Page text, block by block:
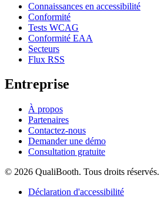
Connaissances en accessibilité
Conformité
Tests WCAG
Conformité EAA
Secteurs
Flux RSS
Entreprise
À propos
Partenaires
Contactez-nous
Demander une démo
Consultation gratuite
© 2026 QualiBooth. Tous droits réservés.
Déclaration d'accessibilité